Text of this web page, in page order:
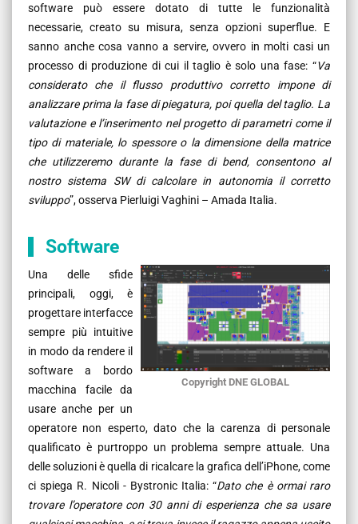
software può essere dotato di tutte le funzionalità
necessarie, creato su misura, senza opzioni superflue. E
sanno anche cosa vanno a servire, ovvero in molti casi un
processo di produzione di cui il taglio è solo una fase: “Va
considerato che il flusso produttivo corretto impone di
analizzare prima la fase di piegatura, poi quella del taglio. La
valutazione e l’inserimento nel progetto di parametri come il
tipo di materiale, lo spessore o la dimensione della matrice
che utilizzeremo durante la fase di bend, consentono al
nostro sistema SW di calcolare in autonomia il corretto
sviluppo”, osserva Pierluigi Vaghini – Amada Italia.
Software
Copyright DNE GLOBAL
Una delle sfide
principali, oggi, è
progettare interfacce
sempre più intuitive
in modo da rendere il
software a bordo
macchina facile da
usare anche per un
operatore non esperto, dato che la carenza di personale
qualificato è purtroppo un problema sempre attuale. Una
delle soluzioni è quella di ricalcare la grafica dell’iPhone, come
ci spiega R. Nicoli - Bystronic Italia: “Dato che è ormai raro
trovare l’operatore con 30 anni di esperienza che sa usare